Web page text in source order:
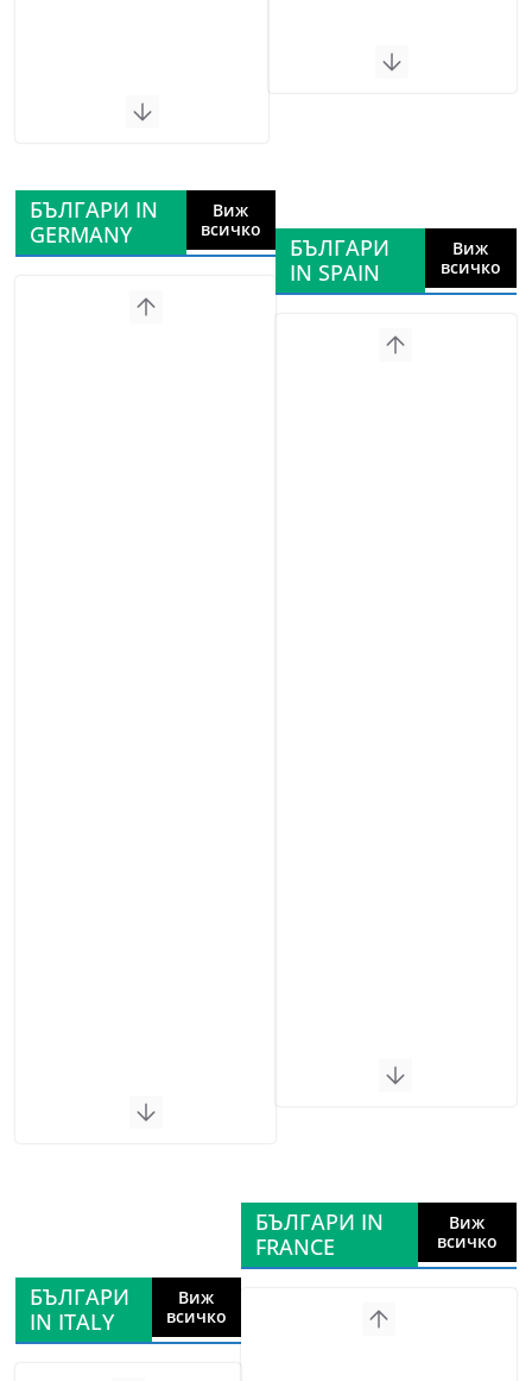
БЪЛГАРИ IN
GERMANY
Виж
всичко
БЪЛГАРИ
IN SPAIN
Виж
всичко
БЪЛГАРИ
IN ITALY
Виж
всичко
БЪЛГАРИ IN
FRANCE
Виж
всичко